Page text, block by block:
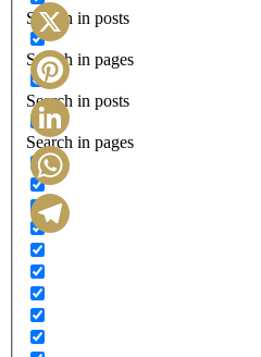
Search in posts
Search in pages
Search in posts
Search in pages
Facebook
X
Pinterest
LinkedIn
WhatsApp
Telegram